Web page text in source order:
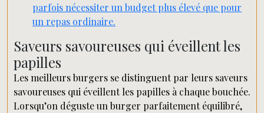
parfois nécessiter un budget plus élevé que pour
un repas ordinaire.
Saveurs savoureuses qui éveillent les
papilles
Les meilleurs burgers se distinguent par leurs saveurs
savoureuses qui éveillent les papilles à chaque bouchée.
Lorsqu’on déguste un burger parfaitement équilibré,